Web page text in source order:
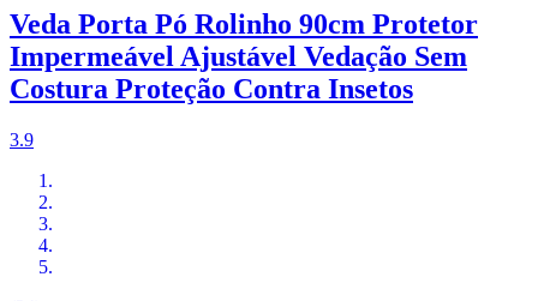
Veda Porta Pó Rolinho 90cm Protetor
Impermeável Ajustável Vedação Sem
Costura Proteção Contra Insetos
3.9